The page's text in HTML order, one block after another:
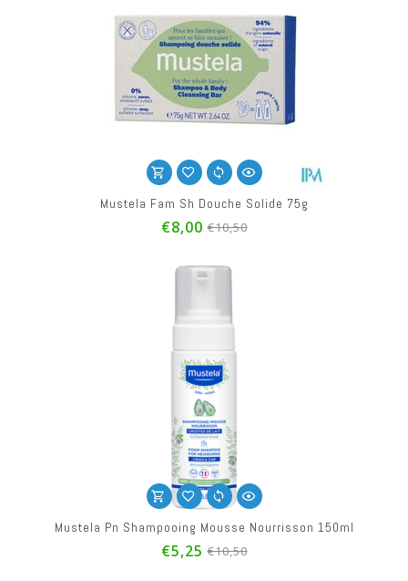
Mustela Fam Sh Douche Solide 75g
€8,00 €10,50
Mustela Pn Shampooing Mousse Nourrisson 150ml
€5,25 €10,50